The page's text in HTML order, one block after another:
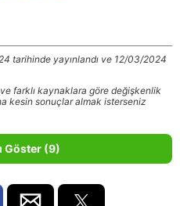
tarihinde yayınlandı ve 12/03/2024
farklı kaynaklara göre değişkenlik
kesin sonuçlar almak isterseniz
Göster (9)